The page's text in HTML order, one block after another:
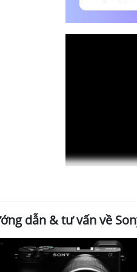
dẫn & tư vấn về